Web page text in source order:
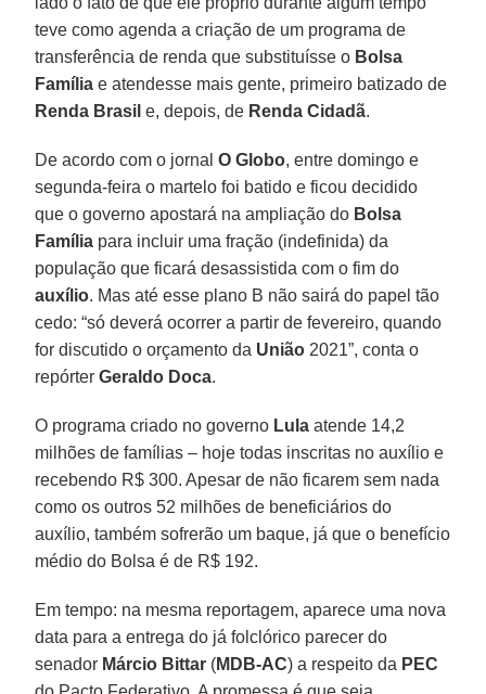
teve como agenda a criação de um programa de
transferência de renda que substituísse o Bolsa
Família e atendesse mais gente, primeiro batizado de
Renda Brasil e, depois, de Renda Cidadã.
De acordo com o jornalO Globo, entre domingo e
segunda-feira o martelo foi batido e ficou decidido
que o governo apostará na ampliação do Bolsa
Família para incluir uma fração (indefinida) da
população que ficará desassistida com o fim do
auxílio. Mas até esse plano B não sairá do papel tão
cedo: “só deverá ocorrer a partir de fevereiro, quando
for discutido o orçamento da União 2021”, conta o
repórterGeraldo Doca.
O programa criado no governo Lula atende 14,2
milhões de famílias – hoje todas inscritas no auxílio e
recebendo R$ 300. Apesar de não ficarem sem nada
como os outros 52 milhões de beneficiários do
auxílio, também sofrerão um baque, já que o benefício
médio do Bolsa é de R$ 192.
Em tempo: na mesma reportagem, aparece uma nova
data para a entrega do já folclórico parecer do
senador Márcio Bittar (MDB-AC) a respeito da PEC